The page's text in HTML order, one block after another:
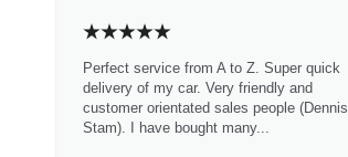
Perfect service from A to Z. Super quick
delivery of my car. Very friendly and
customer orientated sales people (Dennis
Stam). I have bought many...